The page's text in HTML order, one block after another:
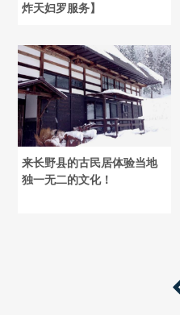
炸天妇罗服务】
来长野县的古民居体验当地
独一无二的文化！